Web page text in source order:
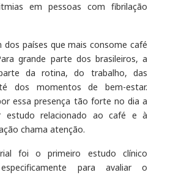
em pessoas com fibrilação
dos países que mais consome café
grande parte dos brasileiros, a
da rotina, do trabalho, das
dos momentos de bem-estar.
essa presença tão forte no dia a
estudo relacionado ao café e à
chama atenção.
foi o primeiro estudo clínico
para avaliar o